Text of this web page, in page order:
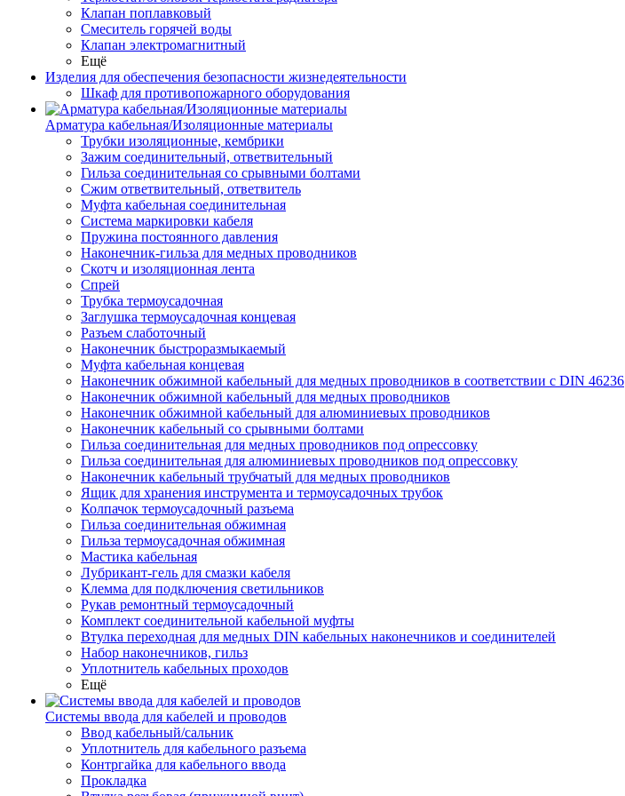
Клапан поплавковый
Смеситель горячей воды
Клапан электромагнитный
Ещё
Изделия для обеспечения безопасности жизнедеятельности
Шкаф для противопожарного оборудования
Арматура кабельная/Изоляционные материалы
Трубки изоляционные, кембрики
Зажим соединительный, ответвительный
Гильза соединительная со срывными болтами
Сжим ответвительный, ответвитель
Муфта кабельная соединительная
Система маркировки кабеля
Пружина постоянного давления
Наконечник-гильза для медных проводников
Скотч и изоляционная лента
Спрей
Трубка термоусадочная
Заглушка термоусадочная концевая
Разъем слаботочный
Наконечник быстроразмыкаемый
Муфта кабельная концевая
Наконечник обжимной кабельный для медных проводников в соответствии с DIN 46236
Наконечник обжимной кабельный для медных проводников
Наконечник обжимной кабельный для алюминиевых проводников
Наконечник кабельный со срывными болтами
Гильза соединительная для медных проводников под опрессовку
Гильза соединительная для алюминиевых проводников под опрессовку
Наконечник кабельный трубчатый для медных проводников
Ящик для хранения инструмента и термоусадочных трубок
Колпачок термоусадочный разъема
Гильза соединительная обжимная
Гильза термоусадочная обжимная
Мастика кабельная
Лубрикант-гель для смазки кабеля
Клемма для подключения светильников
Рукав ремонтный термоусадочный
Комплект соединительной кабельной муфты
Втулка переходная для медных DIN кабельных наконечников и соединителей
Набор наконечников, гильз
Уплотнитель кабельных проходов
Ещё
Системы ввода для кабелей и проводов
Ввод кабельный/сальник
Уплотнитель для кабельного разъема
Контргайка для кабельного ввода
Прокладка